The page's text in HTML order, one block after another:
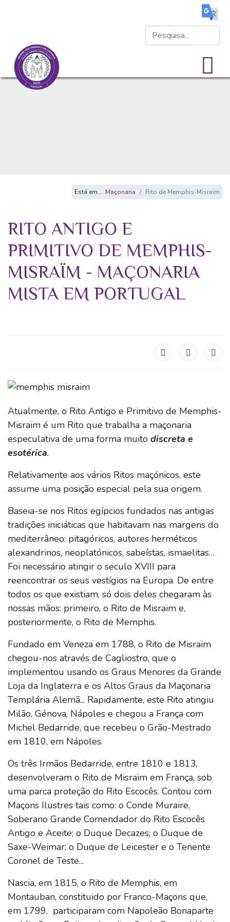
Está em... Maçonaria Rito de Memphis-Misraïm
RITO ANTIGO E
PRIMITIVO DE MEMPHIS-
MISRAÏM - MAÇONARIA
MISTA EM PORTUGAL
Atualmente, o Rito Antigo e Primitivo de Memphis-
Misraïm é um Rito que trabalha a maçonaria
especulativa de uma forma muito discreta e
esotérica.
Relativamente aos vários Ritos maçónicos, este
assume uma posição especial pela sua origem.
Baseia-se nos Ritos egípcios fundados nas antigas
tradições iniciáticas que habitavam nas margens do
mediterrâneo: pitagóricos, autores herméticos
alexandrinos, neoplatónicos, sabeístas, ismaelitas…
Foi necessário atingir o seculo XVIII para
reencontrar os seus vestígios na Europa. De entre
todos os que existiam, só dois deles chegaram às
nossas mãos: primeiro, o Rito de Misraïm e,
posteriormente, o Rito de Memphis.
Fundado em Veneza em 1788, o Rito de Misraïm
chegou-nos através de Cagliostro, que o
implementou usando os Graus Menores da Grande
Loja da Inglaterra e os Altos Graus da Maçonaria
Templária Alemã... Rapidamente, este Rito atingiu
Milão, Génova, Nápoles e chegou a França com
Michel Bedarride, que recebeu o Grão-Mestrado
em 1810, em Nápoles.
Os três Irmãos Bedarride, entre 1810 e 1813,
desenvolveram o Rito de Misraïm em França, sob
uma parca proteção do Rito Escocês. Contou com
Maçons Ilustres tais como: o Conde Muraire,
Soberano Grande Comendador do Rito Escocês
Antigo e Aceite; o Duque Decazes; o Duque de
Saxe-Weimar; o Duque de Leicester e o Tenente
Coronel de Teste...
Nascia, em 1815, o Rito de Memphis, em
Montauban, constituido por Franco-Maçons que,
em 1799, participaram com Napoleão Bonaparte